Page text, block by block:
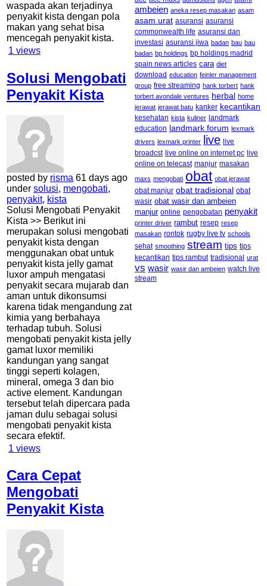
waspada akan terjadinya
penyakit kista dengan pola
makan yang sehat bisa
mencegah penyakit kista.
1 views
Solusi Mengobati
Penyakit Kista
posted by risma 61 days ago
under solusi, mengobati,
penyakit, kista
Solusi Mengobati Penyakit
Kista >> Berikut ini
merupakan solusi mengobati
penyakit kista dengan
menggunakan obat untuk
penyakit kista jelly gamat
luxor ampuh mengatasi
penyakit secara mujarab dan
aman untuk dikonsumsi
karena tidak mengandung zat
kimia yang berbahaya
terhadap tubuh. Solusi
mengobati penyakit kista jelly
gamat luxor memiliki
kandungan yang sangat
tinggi seperti kolagen,
mineral, omega 3 dan bio
active element. Kandungan
tersebut telah dipercara pada
jaman dulu sebagai solusi
mengobati penyakit kista
secara efektif.
1 views
Cara Cepat
Mengobati
Penyakit Kista
ambeien aneka resep masakan asam
asam urat asuransi asuransi
commonwealth life asuransi dan
investasi asuransi jiwa badan bau bau
badan bp holdings bp holdings madrid
spain news articles cara diet
download education feinler management
group free streaming hank torbert hank
torbert avondale ventures herbal home
jerawat jerawat batu kanker kecantikan
kesehatan kista kuliner landmark
education landmark forum lexmark
drivers lexmark printer live live
broadcst live online on internet pc live
online on telecast manjur masakan
maxs mengobati obat obat jerawat
obat manjur obat tradisional obat
wasir obat wasir dan ambeien
manjur online pengobatan penyakit
printer driver rambut resep resep
masakan rontok rugby live tv schools
sehat smoothing stream tips tips
kecantikan tips rambut tradisional urat
vs wasir wasir dan ambeien watch live
stream